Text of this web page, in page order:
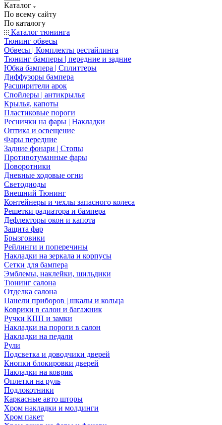
Каталог
По всему сайту
По каталогу
Каталог тюнинга
Тюнинг обвесы
Обвесы | Комплекты рестайлинга
Тюнинг бамперы | передние и задние
Юбка бампера | Сплиттеры
Диффузоры бампера
Расширители арок
Спойлеры | антикрылья
Крылья, капоты
Пластиковые пороги
Реснички на фары | Накладки
Оптика и освещение
Фары передние
Задние фонари | Стопы
Противотуманные фары
Поворотники
Дневные ходовые огни
Светодиоды
Внешний Тюнинг
Контейнеры и чехлы запасного колеса
Решетки радиатора и бампера
Дефлекторы окон и капота
Защита фар
Брызговики
Рейлинги и поперечины
Накладки на зеркала и корпусы
Сетки для бампера
Эмблемы, наклейки, шильдики
Тюнинг салона
Отделка салона
Панели приборов | шкалы и кольца
Коврики в салон и багажник
Ручки КПП и замки
Накладки на пороги в салон
Накладки на педали
Рули
Подсветка и доводчики дверей
Кнопки блокировки дверей
Накладки на коврик
Оплетки на руль
Подлокотники
Каркасные авто шторы
Хром накладки и молдинги
Хром пакет